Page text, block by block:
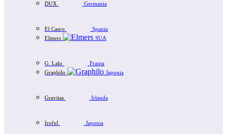
DUX Germania
El Casco
Spania
Elmers
SUA
G. Lalo
Franta
Graphilo
Japonia
Gravitas Irlanda
Iroful Japonia